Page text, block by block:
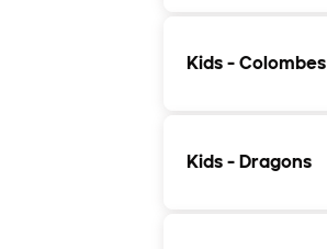
Kids - Colombes
Kids - Dragons